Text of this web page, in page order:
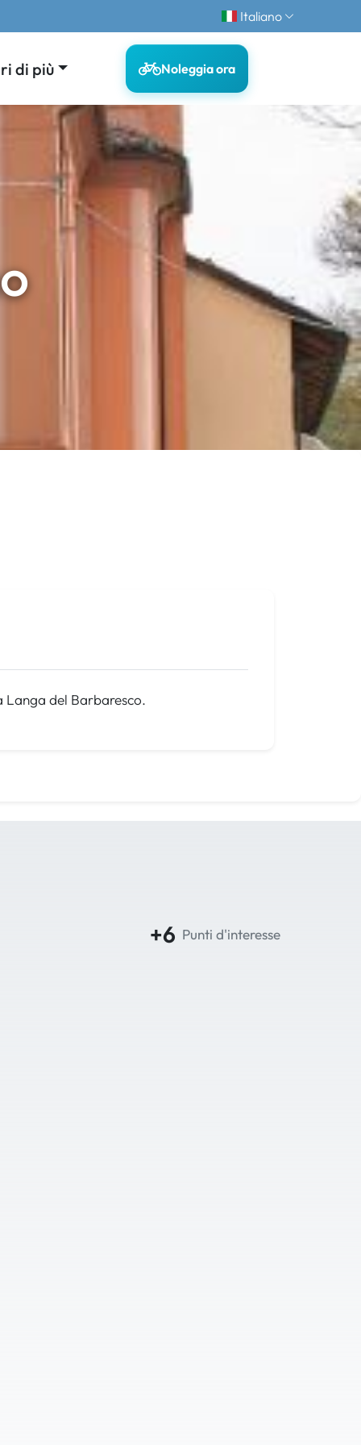
Italiano
di più Noleggia ora
Langa del Barbaresco.
+6 Punti d'interesse